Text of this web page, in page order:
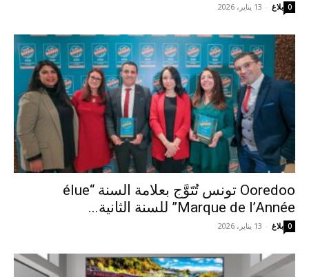
بلاغ - 13 يناير، 2026 0
Ooredoo تونس تُتَوَّج بعلامة السنة “élue
Marque de l’Année” للسنة الثانية...
بلاغ - 13 يناير، 2026 0